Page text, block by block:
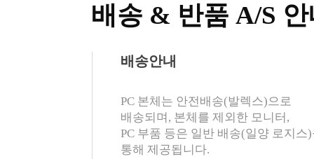
배송 & 반품 A/S
PC 본체는 안전배송(발렉스)으로
배송되며, 본체를 제외한 모니터,
PC 부품 등은 일반 배송(일양 로지스
통해 제공됩니다.
배송안내